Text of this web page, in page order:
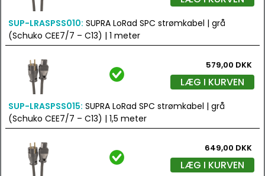
SUP-LRASPSS010: SUPRA LoRad SPC strømkabel | grå
(Schuko CEE7/7 – C13) | 1 meter
579,00 DKK
LÆG I KURVEN
SUP-LRASPSS015: SUPRA LoRad SPC strømkabel | grå
(Schuko CEE7/7 – C13) | 1,5 meter
649,00 DKK
LÆG I KURVEN